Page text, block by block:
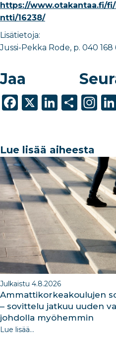
https://www.otakantaa.fi/
ntti/16238/
Lisätietoja:
Jussi-Pekka Rode, p. 040 168
Jaa
F
e
b
o
o
k
X
Li
e
dI
n
S
e
In
ra
m
Lue lisää aiheesta
Julkaistu 4.8.2026
Ammattikorkeakoulujen
– sovittelu jatkuu uuden
johdolla myöhemmin
Lue lisää...